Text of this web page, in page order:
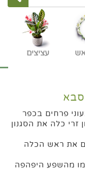
עציצים
סבא
פרחים בכפר
זרי כלה את הסגנון
את ראש הכלה
מהשפע היפהפה